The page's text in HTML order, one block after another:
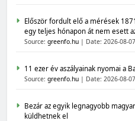
Először fordult elő a mérések
egy teljes hónapon át nem esett
Source: greenfo.hu Date: 2026-08-07
11 ezer év aszályainak nyomai a
Source: greenfo.hu Date: 2026-08-07
Bezár az egyik legnagyobb
küldhetnek el